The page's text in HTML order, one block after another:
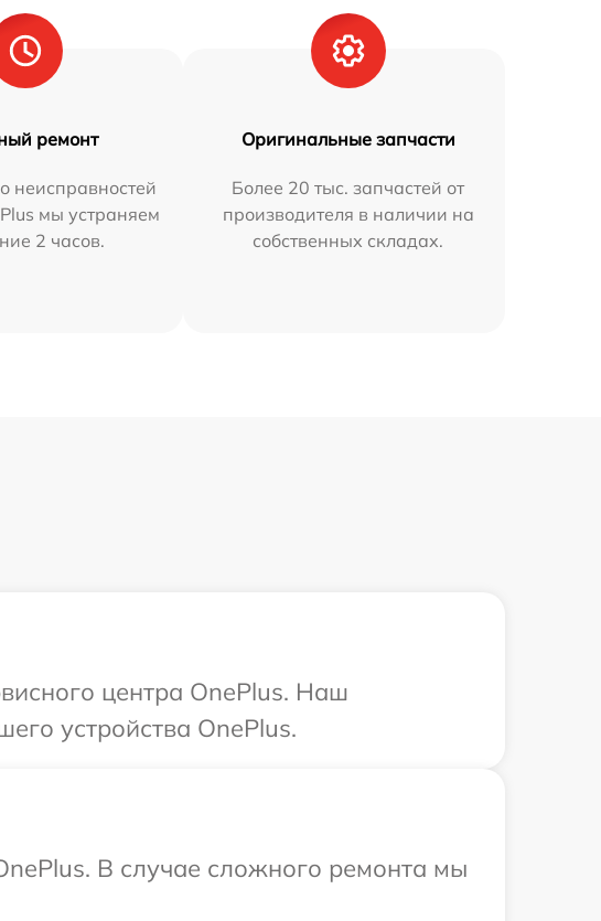
ремонт
неисправностей
мы устраняем
2 часов.
Оригинальные запчасти
Более 20 тыс. запчастей от
производителя в наличии на
собственных складах.
центра OnePlus. Наш
устройства OnePlus.
В случае сложного ремонта мы